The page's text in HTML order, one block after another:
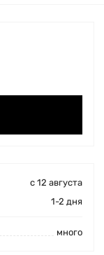
с 12 августа
1-2 дня
много